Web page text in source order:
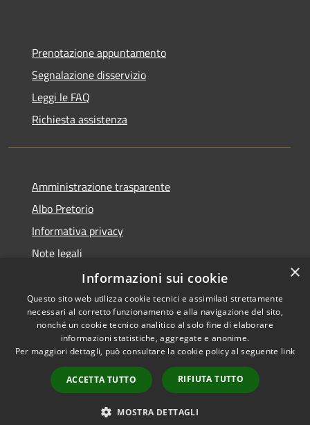
Prenotazione appuntamento
Segnalazione disservizio
Leggi le FAQ
Richiesta assistenza
Amministrazione trasparente
Albo Pretorio
Informativa privacy
Note legali
Dichiarazione di accessibilità
RSS
Accessibilità
Copyright © 2026 • Comune di
Todi • Powered by
Municipium•
Accesso
redazione
×
Informazioni sui cookie
Questo sito web utilizza cookie tecnici e assimilati strettamente
necessari al corretto funzionamento e alla navigazione del sito,
nonché un cookie tecnico analitico al solo fine di elaborare
informazioni statistiche, aggregate e anonime.
Per maggiori dettagli, può consultare la cookie policy al seguente link
ACCETTA TUTTO RIFIUTA TUTTO
MOSTRA DETTAGLI